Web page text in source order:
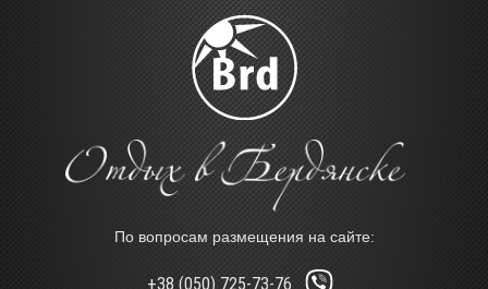
По вопросам размещения на сайте:
+38 (050) 725-73-76